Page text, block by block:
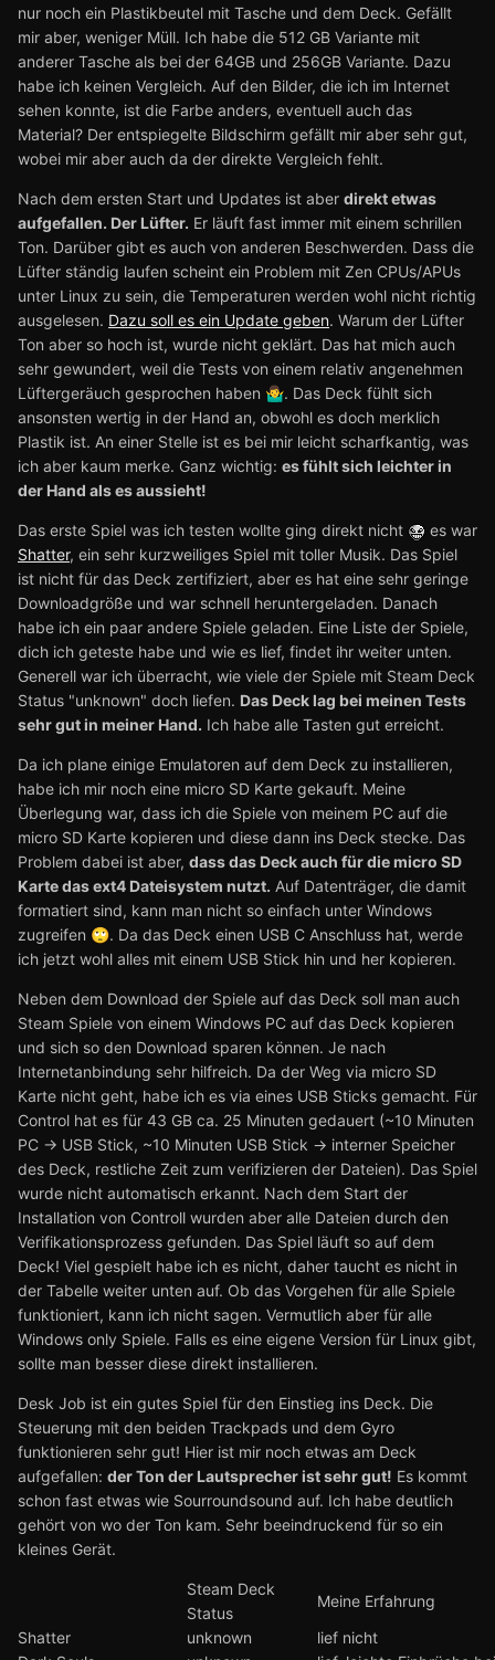
nur noch ein Plastikbeutel mit Tasche und dem Deck. Gefällt
mir aber, weniger Müll. Ich habe die 512 GB Variante mit
anderer Tasche als bei der 64GB und 256GB Variante. Dazu
habe ich keinen Vergleich. Auf den Bilder, die ich im Internet
sehen konnte, ist die Farbe anders, eventuell auch das
Material? Der entspiegelte Bildschirm gefällt mir aber sehr gut,
wobei mir aber auch da der direkte Vergleich fehlt.
Nach dem ersten Start und Updates ist aber direkt etwas
aufgefallen. Der Lüfter. Er läuft fast immer mit einem schrillen
Ton. Darüber gibt es auch von anderen Beschwerden. Dass die
Lüfter ständig laufen scheint ein Problem mit Zen CPUs/APUs
unter Linux zu sein, die Temperaturen werden wohl nicht richtig
ausgelesen. Dazu soll es ein Update geben. Warum der Lüfter
Ton aber so hoch ist, wurde nicht geklärt. Das hat mich auch
sehr gewundert, weil die Tests von einem relativ angenehmen
Lüftergeräuch gesprochen haben 🤷‍♂️. Das Deck fühlt sich
ansonsten wertig in der Hand an, obwohl es doch merklich
Plastik ist. An einer Stelle ist es bei mir leicht scharfkantig, was
ich aber kaum merke. Ganz wichtig: es fühlt sich leichter in
der Hand als es aussieht!
Das erste Spiel was ich testen wollte ging direkt nicht
es war
Shatter, ein sehr kurzweiliges Spiel mit toller Musik. Das Spiel
ist nicht für das Deck zertifiziert, aber es hat eine sehr geringe
Downloadgröße und war schnell heruntergeladen. Danach
habe ich ein paar andere Spiele geladen. Eine Liste der Spiele,
dich ich geteste habe und wie es lief, findet ihr weiter unten.
Generell war ich überracht, wie viele der Spiele mit Steam Deck
Status "unknown" doch liefen. Das Deck lag bei meinen Tests
sehr gut in meiner Hand. Ich habe alle Tasten gut erreicht.
Da ich plane einige Emulatoren auf dem Deck zu installieren,
habe ich mir noch eine micro SD Karte gekauft. Meine
Überlegung war, dass ich die Spiele von meinem PC auf die
micro SD Karte kopieren und diese dann ins Deck stecke. Das
Problem dabei ist aber, dass das Deck auch für die micro SD
Karte das ext4 Dateisystem nutzt. Auf Datenträger, die damit
formatiert sind, kann man nicht so einfach unter Windows
zugreifen 🙄. Da das Deck einen USB C Anschluss hat, werde
ich jetzt wohl alles mit einem USB Stick hin und her kopieren.
Neben dem Download der Spiele auf das Deck soll man auch
Steam Spiele von einem Windows PC auf das Deck kopieren
und sich so den Download sparen können. Je nach
Internetanbindung sehr hilfreich. Da der Weg via micro SD
Karte nicht geht, habe ich es via eines USB Sticks gemacht. Für
Control hat es für 43 GB ca. 25 Minuten gedauert (~10 Minuten
PC -> USB Stick, ~10 Minuten USB Stick -> interner Speicher
des Deck, restliche Zeit zum verifizieren der Dateien). Das Spiel
wurde nicht automatisch erkannt. Nach dem Start der
Installation von Controll wurden aber alle Dateien durch den
Verifikationsprozess gefunden. Das Spiel läuft so auf dem
Deck! Viel gespielt habe ich es nicht, daher taucht es nicht in
der Tabelle weiter unten auf. Ob das Vorgehen für alle Spiele
funktioniert, kann ich nicht sagen. Vermutlich aber für alle
Windows only Spiele. Falls es eine eigene Version für Linux gibt,
sollte man besser diese direkt installieren.
Desk Job ist ein gutes Spiel für den Einstieg ins Deck. Die
Steuerung mit den beiden Trackpads und dem Gyro
funktionieren sehr gut! Hier ist mir noch etwas am Deck
aufgefallen: der Ton der Lautsprecher ist sehr gut! Es kommt
schon fast etwas wie Sourroundsound auf. Ich habe deutlich
gehört von wo der Ton kam. Sehr beeindruckend für so ein
kleines Gerät.
Steam Deck
Status
Meine Erfahrung
Shatter
unknown
lief nicht